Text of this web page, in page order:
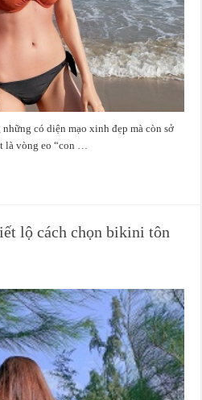
có diện mạo xinh đẹp mà còn sở
là vòng eo “con …
lộ cách chọn bikini tôn